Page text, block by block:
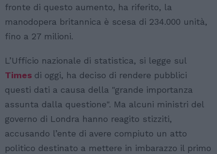
fronte di questo aumento, ha riferito, la
manodopera britannica è scesa di 234.000 unità,
fino a 27 milioni.
L’Ufficio nazionale di statistica, si legge sul
Times di oggi, ha deciso di rendere pubblici
questi dati a causa della "grande importanza
assunta dalla questione". Ma alcuni ministri del
governo di Londra hanno reagito stizziti,
accusando l’ente di avere compiuto un atto
politico destinato a mettere in imbarazzo il primo